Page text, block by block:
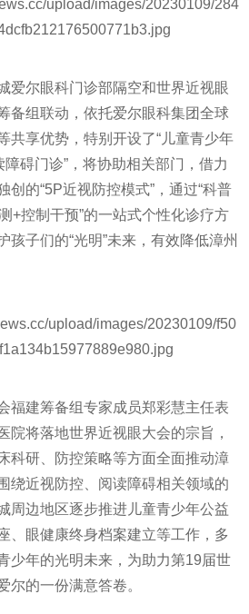
爱尔眼科门诊部隔空和世界近视眼
备组联动，依托爱尔眼科集团全球
共享优势，特别开设了“儿童青少年
障碍门诊”，将协助相关部门，借力
创的“5P近视防控模式”，通过“科普
+控制干预”的一站式个性化诊疗方
孩子们的“光明”未来，有效降低漳州
福建筹备组专家成员郑彩慧主任表
院将落地世界近视眼大会的宗旨，
科研、防控策略等方面全面推动漳
绕近视防控、阅读障碍相关领域的
周边地区逐步推进儿童青少年公益
、眼健康终身档案建立等工作，多
少年的光明未来，为助力第19届世
尔的一份满意答卷。